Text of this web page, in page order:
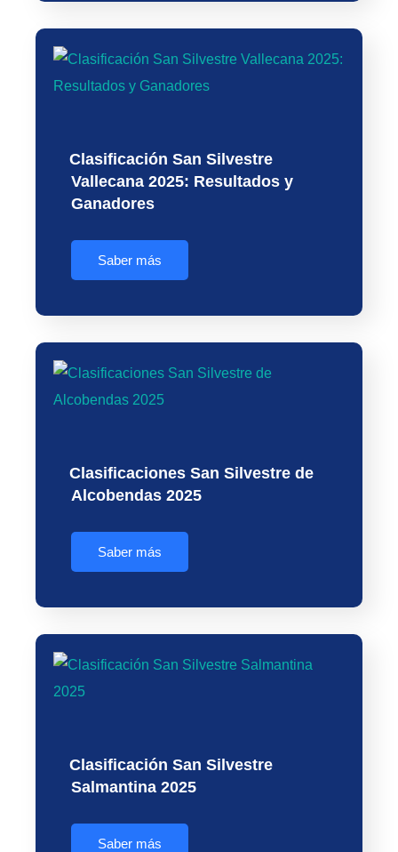
Clasificación San Silvestre
Vallecana 2025: Resultados y
Ganadores
Saber más
Clasificaciones San Silvestre de
Alcobendas 2025
Saber más
Clasificación San Silvestre
Salmantina 2025
Saber más